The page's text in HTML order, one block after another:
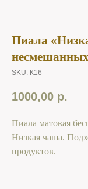
Пиала
SKU: К16
1000,00 р.
Пиала матовая
Низкая чаша.
продуктов.